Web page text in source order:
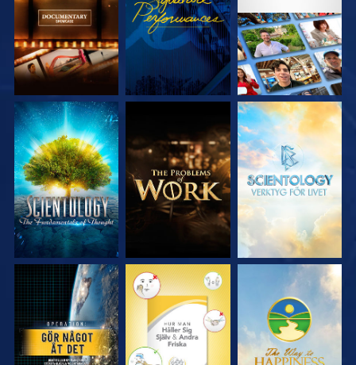
SERIEN
UTFORSKA
SERIEN
UTFORSKA
SERIEN
UTFORSKA
SERIEN
TITTA TITTA TITTA